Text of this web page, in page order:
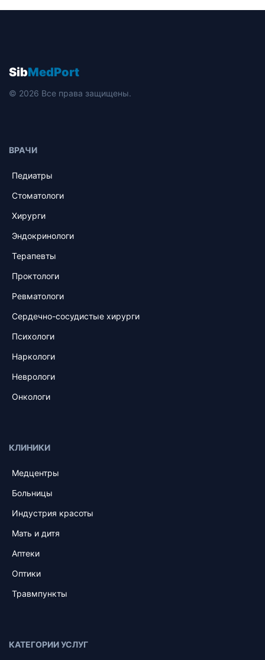
SibMedPort
© 2026 Все права защищены.
ВРАЧИ
Педиатры
Стоматологи
Хирурги
Эндокринологи
Терапевты
Проктологи
Ревматологи
Сердечно-сосудистые хирурги
Психологи
Наркологи
Неврологи
Онкологи
КЛИНИКИ
Медцентры
Больницы
Индустрия красоты
Мать и дитя
Аптеки
Оптики
Травмпункты
КАТЕГОРИИ УСЛУГ